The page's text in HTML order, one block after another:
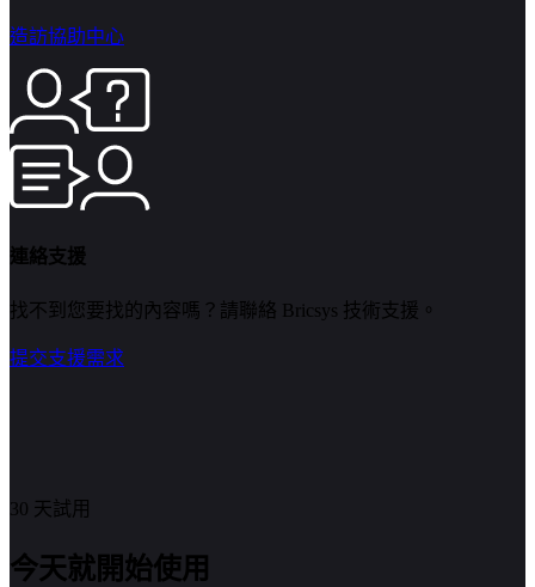
造訪協助中心
連絡支援
找不到您要找的內容嗎？請聯絡 Bricsys 技術支援。
提交支援需求
30 天試用
今天就開始使用